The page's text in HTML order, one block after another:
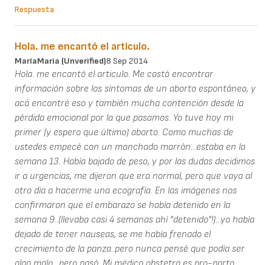
Respuesta
Hola. me encantó el articulo.
MaríaMaria (unverified)8 Sep 2014
Hola. me encantó el articulo. Me costó encontrar
información sobre los síntomas de un aborto espontáneo, y
acá encontré eso y también mucha contención desde la
pérdida emocional por la que pasamos. Yo tuve hoy mi
primer (y espero que último) aborto. Como muchas de
ustedes empecé con un manchado marrón...estaba en la
semana 13. Había bajado de peso, y por las dudas decidimos
ir a urgencias, me dijeron que era normal, pero que vaya al
otro día a hacerme una ecografía. En las imágenes nos
confirmaron que el embarazo se había detenido en la
semana 9..(llevaba casi 4 semanas ahí "detenido"!)...yo había
dejado de tener nauseas, se me había frenado el
crecimiento de la panza..pero nunca pensé que podía ser